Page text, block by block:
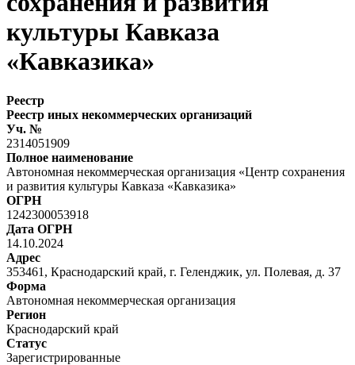
культуры Кавказа
«Кавказика»
Реестр
Реестр иных некоммерческих организаций
Уч. №
2314051909
Полное наименование
Автономная некоммерческая организация «Центр сохранения
и развития культуры Кавказа «Кавказика»
ОГРН
1242300053918
Дата ОГРН
14.10.2024
Адрес
353461, Краснодарский край, г. Геленджик, ул. Полевая, д. 37
Форма
Автономная некоммерческая организация
Регион
Краснодарский край
Статус
Зарегистрированные